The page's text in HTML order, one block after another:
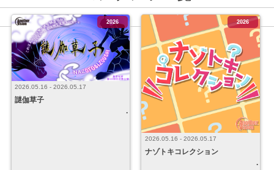
2026.05.16 - 2026.05.17
謎伽草子
2026
2026.05.16 - 2026.05.17
ナゾトキコレクション
2026